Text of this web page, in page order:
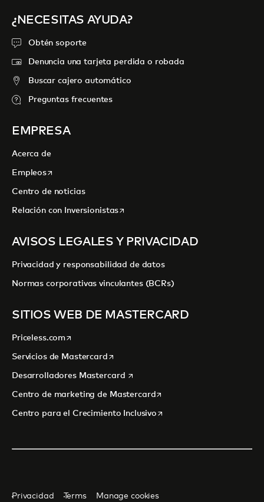
¿NECESITAS AYUDA?
Obtén soporte
Denuncia una tarjeta perdida o robada
Buscar cajero automático
Preguntas frecuentes
EMPRESA
Acerca de
Empleosse abre en una pestaña nueva
Centro de noticias
Relación con Inversionistasse abre en una pestaña nueva
AVISOS LEGALES Y PRIVACIDAD
Privacidad y responsabilidad de datos
Normas corporativas vinculantes (BCRs)
SITIOS WEB DE MASTERCARD
Priceless.comse abre en una pestaña nueva
Servicios de Mastercardse abre en una pestaña nueva
Desarrolladores Mastercard se abre en una pestaña nueva
Centro de marketing de Mastercardse abre en una pestaña
Centro para el Crecimiento Inclusivose abre en una pestaña
Privacidad Terms Manage cookies